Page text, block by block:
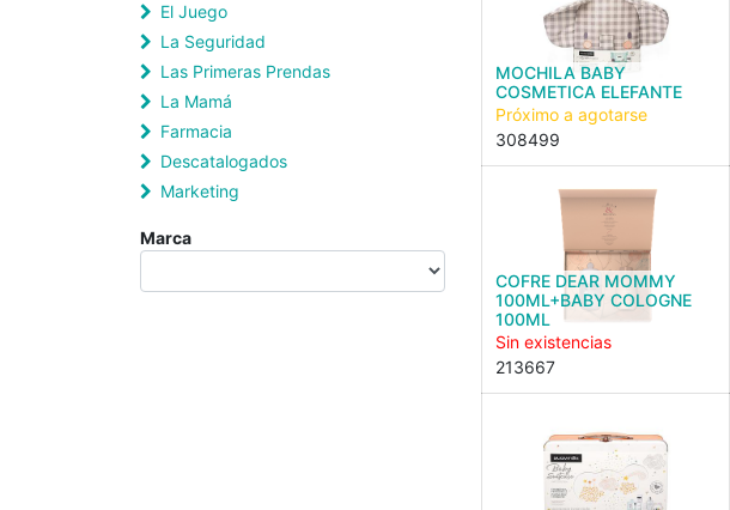
El Juego
La Seguridad
Las Primeras Prendas
La Mamá
Farmacia
Descatalogados
Marketing
Marca
MOCHILA BABY
COSMETICA ELEFANTE
Próximo a agotarse
308499
COFRE DEAR MOMMY
100ML+BABY COLOGNE
100ML
Sin existencias
213667